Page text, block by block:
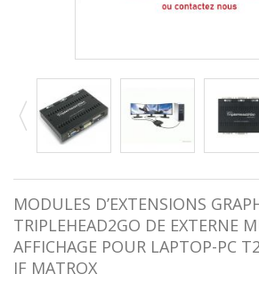
MODULES D’EXTENSIONS
TRIPLEHEAD2GO DE EXTERNE
AFFICHAGE POUR LAPTOP-PC
IF MATROX